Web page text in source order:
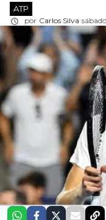
ATP
por Carlos Silva